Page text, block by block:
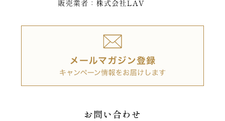
お問い合わせ